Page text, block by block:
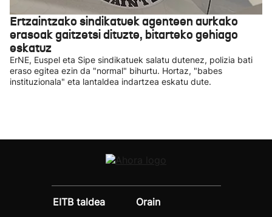
Ertzaintzako sindikatuek agenteen aurkako
erasoak gaitzetsi dituzte, bitarteko gehiago
eskatuz
ErNE, Euspel eta Sipe sindikatuek salatu dutenez, polizia bati
eraso egitea ezin da "normal" bihurtu. Hortaz, "babes
instituzionala" eta lantaldea indartzea eskatu dute.
EITB taldea
Orain